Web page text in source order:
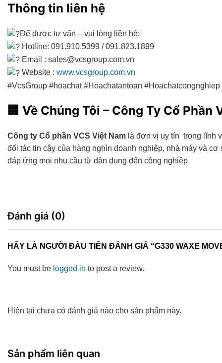
Thông tin liên hệ
Để được tư vấn – vui lòng liên hệ:
Hotline: 091.910.5399 / 091.823.1899
Email : sales@vcsgroup.com.vn
Website : www.vcsgroup.com.vn
#VcsGroup #hoachat #Hoachatantoan
🏢 Về Chúng Tôi – Công Ty Cổ Phần
Công ty Cổ phần VCS Việt Nam là đơn vị uy tín trong lĩnh
đối tác tin cậy của hàng nghìn doanh nghiệp, nhà máy và
đáp ứng mọi nhu cầu từ dân dụng đến công nghiệp
Đánh giá (0)
HÃY LÀ NGƯỜI ĐẦU TIÊN ĐÁNH GIÁ “G330 WAXE
You must be logged in to post a review.
Hiện tại chưa có đánh giá nào cho sản phẩm này.
Sản phẩm liên quan